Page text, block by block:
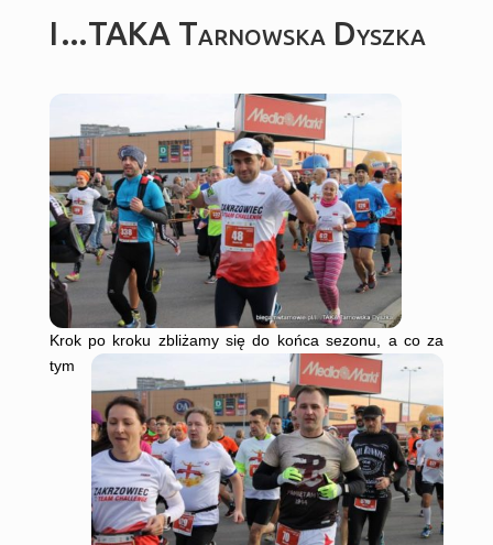
I…TAKA Tarnowska Dyszka
Krok po kroku zbliżamy się do końca sezonu, a co za
tym